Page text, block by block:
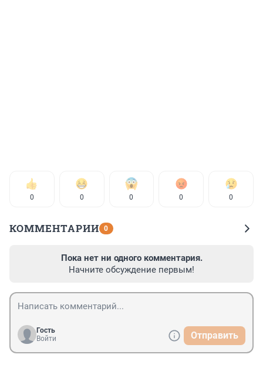
0 0 0 0 0
КОММЕНТАРИИ 0
Пока нет ни одного комментария.
Начните обсуждение первым!
Гость
Войти
Отправить